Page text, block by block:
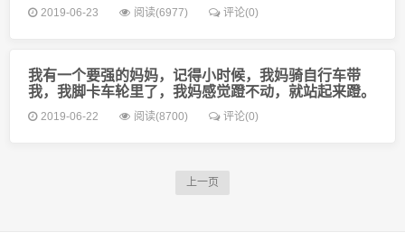
2019-06-23 阅读(6977) 评论(0)
我有一个要强的妈妈，记得小时候，我妈骑自行车带
我，我脚卡车轮里了，我妈感觉蹬不动，就站起来蹬。
2019-06-22 阅读(8700) 评论(0)
上一页